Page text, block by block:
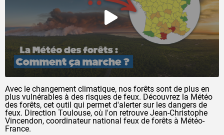
Avec le changement climatique, nos forêts sont de plus en
plus vulnérables à des risques de feux. Découvrez la Météo
des forêts, cet outil qui permet d'alerter sur les dangers de
feux. Direction Toulouse, où l'on retrouve Jean-Christophe
Vincendon, coordinateur national feux de forêts à Météo-
France.